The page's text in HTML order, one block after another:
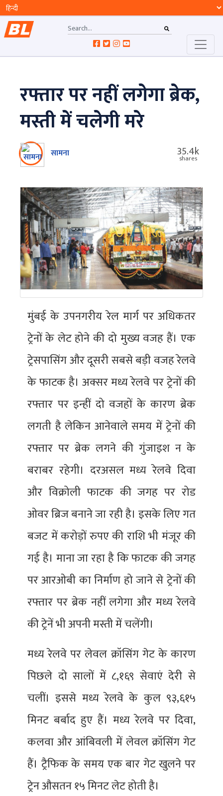
रफ्तार पर नहीं लगेगा ब्रेक,
मस्ती में चलेगी मरे
सामना 35.4k
shares
मुंबई के उपनगरीय रेल मार्ग पर अधिकतर
ट्रेनों के लेट होने की दो मुख्य वजह हैं। एक
ट्रेसपासिंग और दूसरी सबसे बड़ी वजह रेलवे
के फाटक है। अक्सर मध्य रेलवे पर ट्रेनों की
रफ्तार पर इन्हीं दो वजहों के कारण ब्रेक
लगती है लेकिन आनेवाले समय में ट्रेनों की
रफ्तार पर ब्रेक लगने की गुंजाइश न के
बराबर रहेगी। दरअसल मध्य रेलवे दिवा
और विक्रोली फाटक की जगह पर रोड
ओवर ब्रिज बनाने जा रही है। इसके लिए गत
बजट में करोड़ों रुपए की राशि भी मंजूर की
गई है। माना जा रहा है कि फाटक की जगह
पर आरओबी का निर्माण हो जाने से ट्रेनों की
रफ्तार पर ब्रेक नहीं लगेगा और मध्य रेलवे
की ट्रेनें भी अपनी मस्ती में चलेंगी।
मध्य रेलवे पर लेवल क्रॉसिंग गेट के कारण
पिछले दो सालों में ८,१६९ सेवाएं देरी से
चलीं। इससे मध्य रेलवे के कुल ९३,६१५
मिनट बर्बाद हुए हैं। मध्य रेलवे पर दिवा,
कलवा और आंबिवली में लेवल क्रॉसिंग गेट
हैं। ट्रैफिक के समय एक बार गेट खुलने पर
ट्रेन औसतन १५ मिनट लेट होती है।